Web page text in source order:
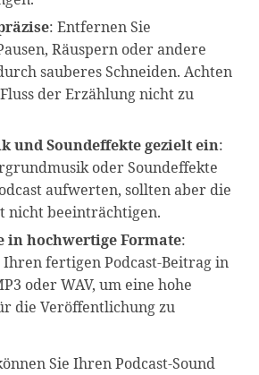
: Entfernen Sie
Räuspern oder andere
sauberes Schneiden. Achten
der Erzählung nicht zu
und Soundeffekte gezielt ein:
oder Soundeffekte
aufwerten, sollten aber die
nicht beeinträchtigen.
in hochwertige Formate:
fertigen Podcast-Beitrag in
oder WAV, um eine hohe
die Veröffentlichung zu
Sie Ihren Podcast-Sound